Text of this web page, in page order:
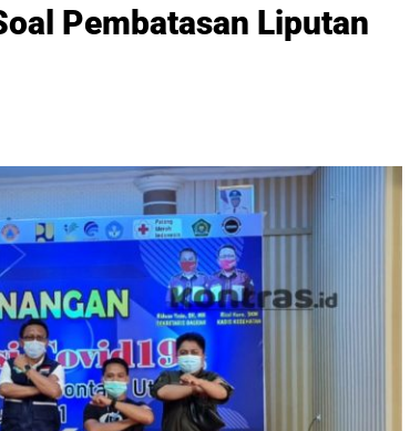
Pembatasan Liputan